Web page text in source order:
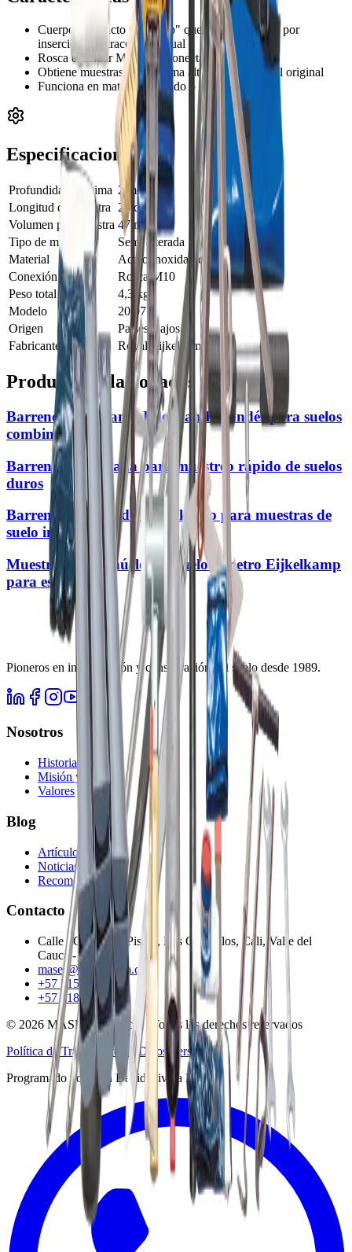
Cuerpo compacto tipo "flap" que recoge muestra por
inserción y extracción manual
Rosca estándar M10 para conectar extensiones
Obtiene muestras con mínima alteración del perfil original
Funciona en material saturado o lodos
Especificaciones
Profundidad máxima 2 metros
Longitud de muestra
25 cm
Volumen por muestra 47 ml
Tipo de muestra
Semi alterada
Material
Acero inoxidable
Conexión
Rosca M10
Peso total
4,3 kg
Modelo
20.07
Origen
Países Bajos
Fabricante
Royal Eijkelkamp
Productos relacionados
Barreno Eijkelkamp Edelman Holandés para suelos
combinados
Barreno media caña para muestreo rápido de suelos
duros
Barreno motorizado Eijkelkamp para muestras de
suelo intactas
Muestreador de núcleo de suelo 1 metro Eijkelkamp
para estudios
Pioneros en investigación y conservación del suelo desde 1989.
Nosotros
Historia
Misión y Visión
Valores
Blog
Artículos
Noticias
Recomendaciones
Contacto
Calle 9C 40A-25 Piso 1, Los Cambulos, Cali, Valle del
Cauca - Colombia
maser@maser.com.co
+57 315 339 6967
+57 318 274 6576
© 2026 MASER Colombia | Todos los derechos reservados
Política de Tratamiento de Datos Personales
Programado por Juan David Rivera Marin